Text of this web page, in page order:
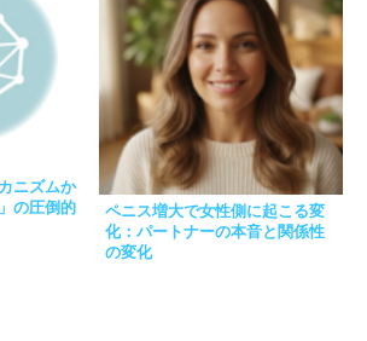
ニズムか
の圧倒的
ペニス増大で女性側に起こる変
化：パートナーの本音と関係性
の変化